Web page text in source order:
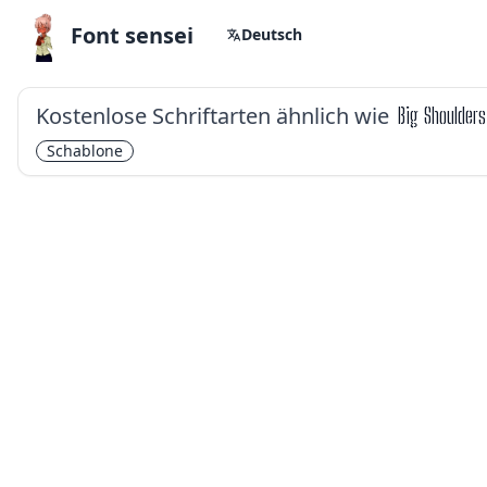
Font sensei Deutsch
Kostenlose Schriftarten ähnlich wie Big
Schablone